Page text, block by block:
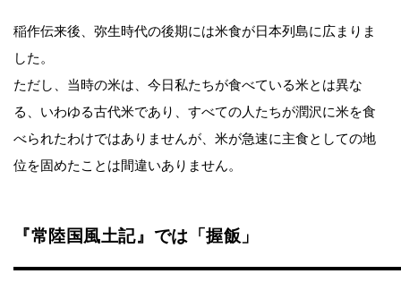
稲作伝来後、弥生時代の後期には米食が日本列島に広まりま
した。
ただし、当時の米は、今日私たちが食べている米とは異な
る、いわゆる古代米であり、すべての人たちが潤沢に米を食
べられたわけではありませんが、米が急速に主食としての地
位を固めたことは間違いありません。
『常陸国風土記』では「握飯」